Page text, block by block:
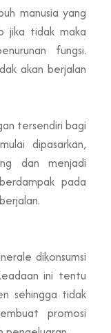
manusia yang
jika tidak maka
fungsi.
akan berjalan
tersendiri bagi
dipasarkan,
dan menjadi
pada
dikonsumsi
ini tentu
sehingga tidak
promosi